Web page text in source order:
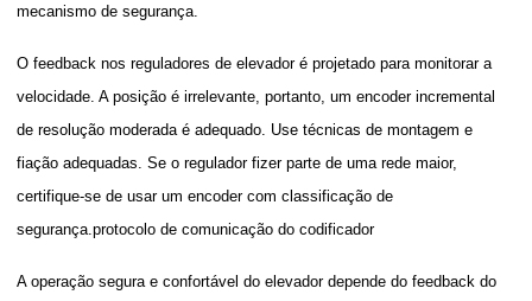
mecanismo de segurança.
O feedback nos reguladores de elevador é projetado para monitorar a
velocidade. A posição é irrelevante, portanto, um encoder incremental
de resolução moderada é adequado. Use técnicas de montagem e
fiação adequadas. Se o regulador fizer parte de uma rede maior,
certifique-se de usar um encoder com classificação de
segurança.protocolo de comunicação do codificador
A operação segura e confortável do elevador depende do feedback do